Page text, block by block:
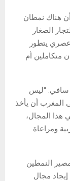
هناك نمطان
الصغار
يتطور
متكاملين أم
سافي: “ليس
المغرب أن يأخذ
هذا المجال،
ومراعاة
النمطين
مجال